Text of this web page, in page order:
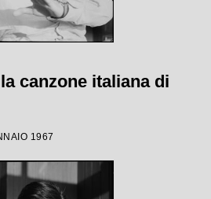
canzone italiana di
1967